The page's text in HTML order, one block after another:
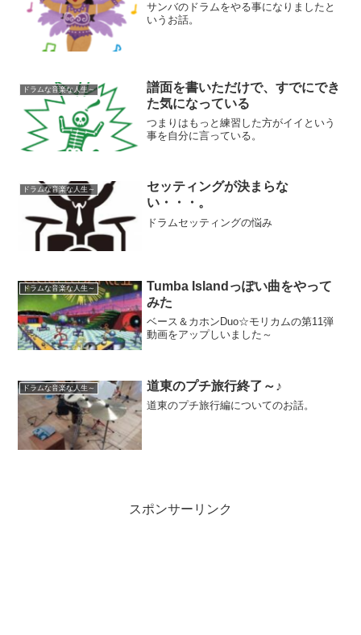
サンバのドラムをやる事になりましたと
いうお話。
ドラムな音楽な人生～
譜面を書いただけで、すでにでき
た気になっている
つまりはもっと練習した方がイイという
事を自分に言っている。
ドラムな音楽な人生～
セッティングが決まらな
い・・・。
ドラムセッティングの悩み
ドラムな音楽な人生～
Tumba Islandっぽい曲をやって
みた
ベース＆カホンDuo☆モリカムの第11弾
動画をアップしいました～
ドラムな音楽な人生～ 道東のプチ旅行終了～♪
道東のプチ旅行編についてのお話。
スポンサーリンク